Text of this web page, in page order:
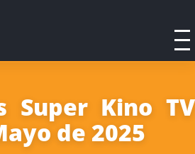
Super Kino TV
de 2025